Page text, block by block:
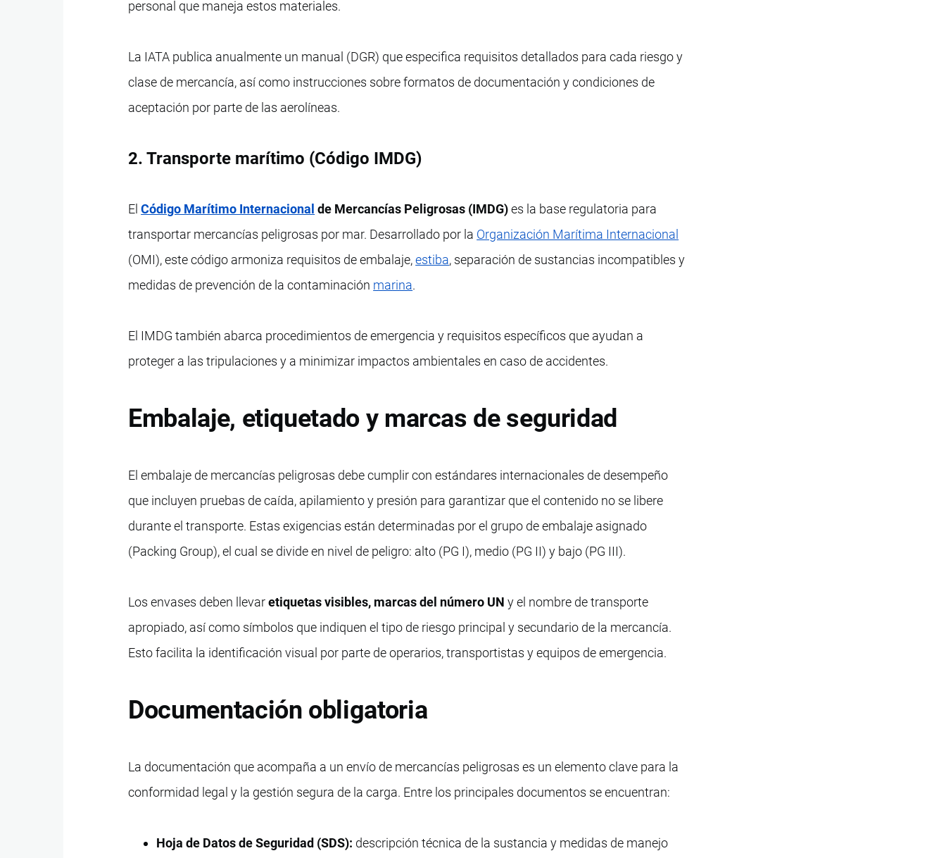
personal que maneja estos materiales.
La IATA publica anualmente un manual (DGR) que especifica requisitos detallados para cada riesgo y
clase de mercancía, así como instrucciones sobre formatos de documentación y condiciones de
aceptación por parte de las aerolíneas.
2. Transporte marítimo (Código IMDG)
ElCódigo Marítimo Internacional de Mercancías Peligrosas (IMDG)es la base regulatoria para
transportar mercancías peligrosas por mar. Desarrollado por la Organización Marítima Internacional
(OMI), este código armoniza requisitos de embalaje,estiba, separación de sustancias incompatibles y
medidas de prevención de la contaminación marina.
El IMDG también abarca procedimientos de emergencia y requisitos específicos que ayudan a
proteger a las tripulaciones y a minimizar impactos ambientales en caso de accidentes.
Embalaje, etiquetado y marcas de seguridad
El embalaje de mercancías peligrosas debe cumplir con estándares internacionales de desempeño
que incluyen pruebas de caída, apilamiento y presión para garantizar que el contenido no se libere
durante el transporte. Estas exigencias están determinadas por el grupo de embalaje asignado
(Packing Group), el cual se divide en nivel de peligro: alto (PG I), medio (PG II) y bajo (PG III).
Los envases deben llevaretiquetas visibles, marcas del número UN y el nombre de transporte
apropiado, así como símbolos que indiquen el tipo de riesgo principal y secundario de la mercancía.
Esto facilita la identificación visual por parte de operarios, transportistas y equipos de emergencia.
Documentación obligatoria
La documentación que acompaña a un envío de mercancías peligrosas es un elemento clave para la
conformidad legal y la gestión segura de la carga. Entre los principales documentos se encuentran:
Hoja de Datos de Seguridad (SDS): descripción técnica de la sustancia y medidas de manejo